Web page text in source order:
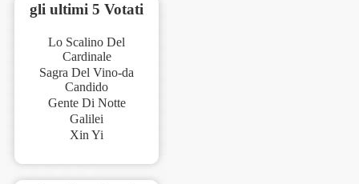
gli ultimi 5 Votati
Lo Scalino Del
Cardinale
Sagra Del Vino-da
Candido
Gente Di Notte
Galilei
Xin Yi